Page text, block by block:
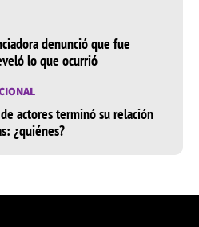
denunció que fue
lo que ocurrió
actores terminó su relación
¿quiénes?